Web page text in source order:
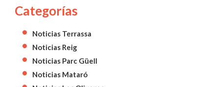
Categorías
Noticias Terrassa
Noticias Reig
Noticias Parc Güell
Noticias Mataró